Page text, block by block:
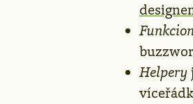
Helpery